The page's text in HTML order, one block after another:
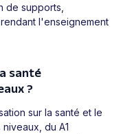
de supports,
l'enseignement
santé
?
sur la santé et le
du A1